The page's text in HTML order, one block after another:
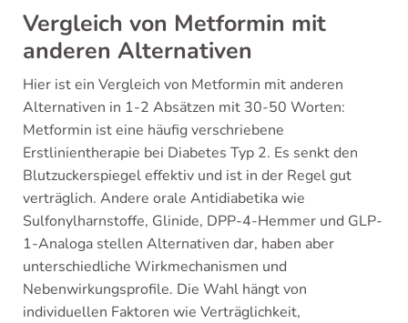
Vergleich von Metformin mit
anderen Alternativen
Hier ist ein Vergleich von Metformin mit anderen
Alternativen in 1-2 Absätzen mit 30-50 Worten:
Metformin ist eine häufig verschriebene
Erstlinientherapie bei Diabetes Typ 2. Es senkt den
Blutzuckerspiegel effektiv und ist in der Regel gut
verträglich. Andere orale Antidiabetika wie
Sulfonylharnstoffe, Glinide, DPP-4-Hemmer und GLP-
1-Analoga stellen Alternativen dar, haben aber
unterschiedliche Wirkmechanismen und
Nebenwirkungsprofile. Die Wahl hängt von
individuellen Faktoren wie Verträglichkeit,